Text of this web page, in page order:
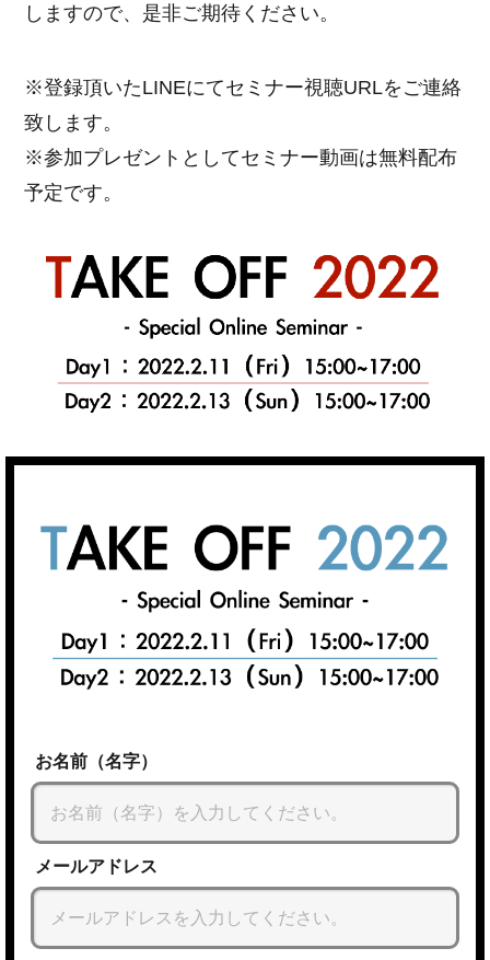
しますので、是非ご期待ください。
※登録頂いたLINEにてセミナー視聴URLをご連絡
致します。
※参加プレゼントとしてセミナー動画は無料配布
予定です。
お名前（名字）
メールアドレス